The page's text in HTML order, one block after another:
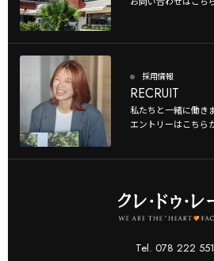
採用情報
RECRUIT
私たちと一緒に働き
エントリーはこちら
Tel. 078 222